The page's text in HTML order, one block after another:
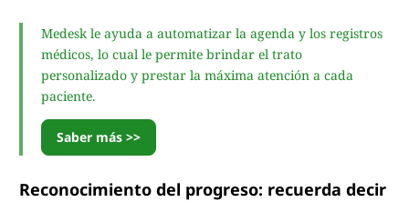
Medesk le ayuda a automatizar la agenda y los registros
médicos, lo cual le permite brindar el trato
personalizado y prestar la máxima atención a cada
paciente.
Saber más >>
Reconocimiento del progreso: recuerda decir